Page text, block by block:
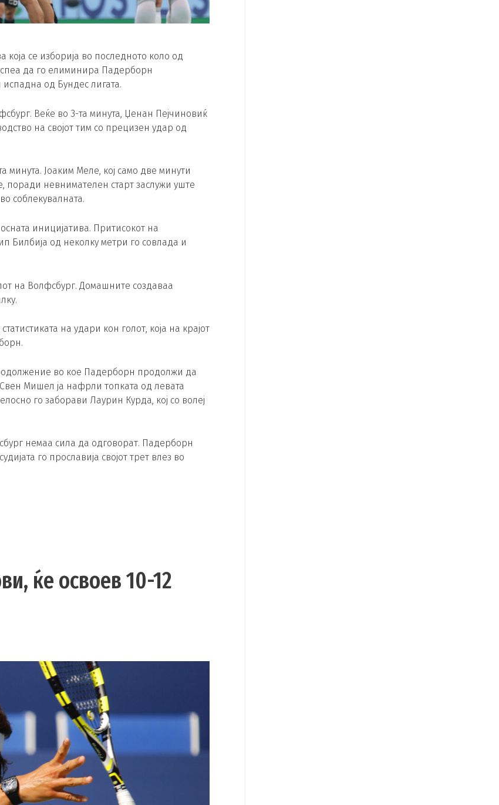
која се изборија во последното коло од
да го елиминира Падерборн
од Бундес лигата.
Веќе во 3-та минута, Џенан Пејчиновиќ
на својот тим со прецизен удар од
минута. Јоаким Меле, кој само две минути
поради невнимателен старт заслужи уште
соблекувалната.
иницијатива. Притисокот на
Билбија од неколку метри го совлада и
на Волфсбург. Домашните создаваа
на удари кон голот, која на крајот
во кое Падерборн продолжи да
Мишел ја нафрли топката од левата
го заборави Лаурин Курда, кој со волеј
немаа сила да одговорат. Падерборн
го прославија својот трет влез во
ќе освоев 10-12